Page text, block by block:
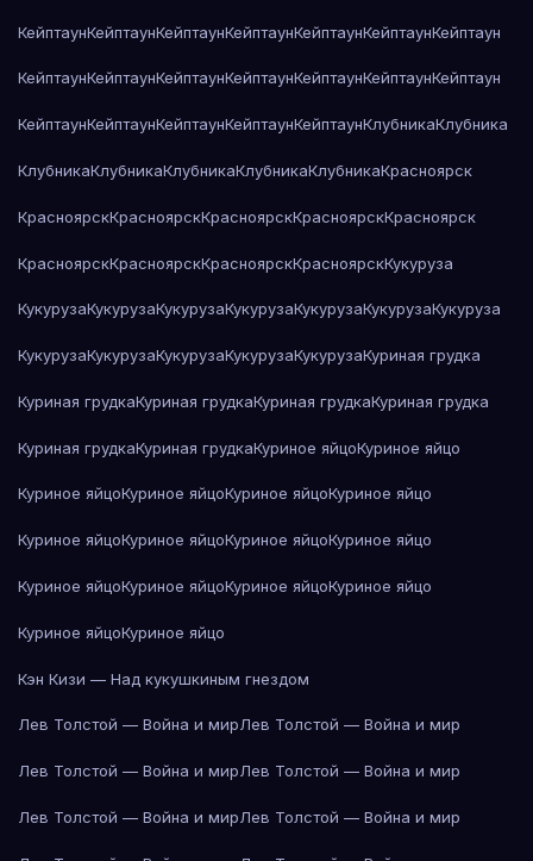
КейптаунКейптаунКейптаунКейптаунКейптаунКейптаунКейптаун
КейптаунКейптаунКейптаунКейптаунКейптаунКейптаунКейптаун
КейптаунКейптаунКейптаунКейптаунКейптаунКлубникаКлубника
КлубникаКлубникаКлубникаКлубникаКлубникаКрасноярск
КрасноярскКрасноярскКрасноярскКрасноярскКрасноярск
КрасноярскКрасноярскКрасноярскКрасноярскКукуруза
КукурузаКукурузаКукурузаКукурузаКукурузаКукурузаКукуруза
КукурузаКукурузаКукурузаКукурузаКукурузаКуриная грудка
Куриная грудкаКуриная грудкаКуриная грудкаКуриная грудка
Куриная грудкаКуриная грудкаКуриное яйцоКуриное яйцо
Куриное яйцоКуриное яйцоКуриное яйцоКуриное яйцо
Куриное яйцоКуриное яйцоКуриное яйцоКуриное яйцо
Куриное яйцоКуриное яйцоКуриное яйцоКуриное яйцо
Куриное яйцоКуриное яйцо
Кэн Кизи — Над кукушкиным гнездом
Лев Толстой — Война и мирЛев Толстой — Война и мир
Лев Толстой — Война и мирЛев Толстой — Война и мир
Лев Толстой — Война и мирЛев Толстой — Война и мир